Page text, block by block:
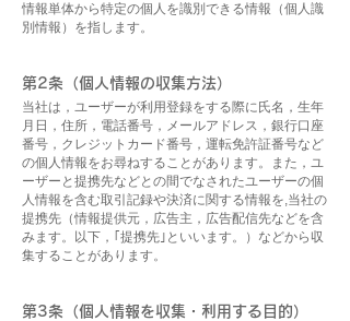
情報単体から特定の個人を識別できる情報（個人識
別情報）を指します。
第2条（個人情報の収集方法）
当社は，ユーザーが利用登録をする際に氏名，生年
月日，住所，電話番号，メールアドレス，銀行口座
番号，クレジットカード番号，運転免許証番号など
の個人情報をお尋ねすることがあります。また，ユ
ーザーと提携先などとの間でなされたユーザーの個
人情報を含む取引記録や決済に関する情報を,当社の
提携先（情報提供元，広告主，広告配信先などを含
みます。以下，｢提携先｣といいます。）などから収
集することがあります。
第3条（個人情報を収集・利用する目的）